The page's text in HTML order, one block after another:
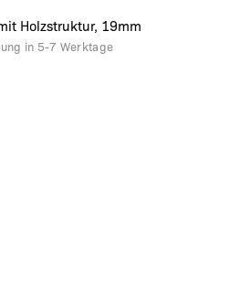
Holzstruktur, 19mm
in 5-7 Werktage